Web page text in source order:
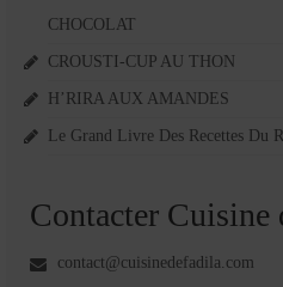
CHOCOLAT
CROUSTI-CUP AU THON
H’RIRA AUX AMANDES
Le Grand Livre Des Recettes Du
Contacter Cuisine
contact@cuisinedefadila.com